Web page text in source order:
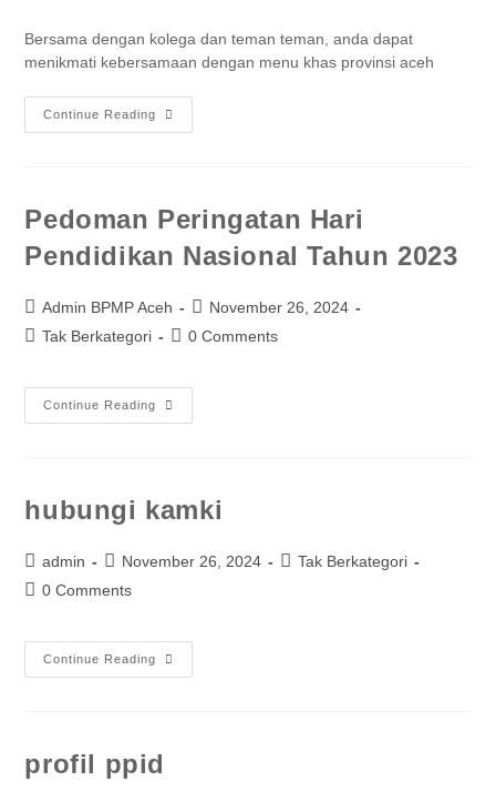
Bersama dengan kolega dan teman teman, anda dapat
menikmati kebersamaan dengan menu khas provinsi aceh
Continue Reading
Pedoman Peringatan Hari
Pendidikan Nasional Tahun 2023
Admin BPMP Aceh
November 26, 2024
Tak Berkategori
0 Comments
Continue Reading
hubungi kamki
admin November 26, 2024
Tak Berkategori
0 Comments
Continue Reading
profil ppid